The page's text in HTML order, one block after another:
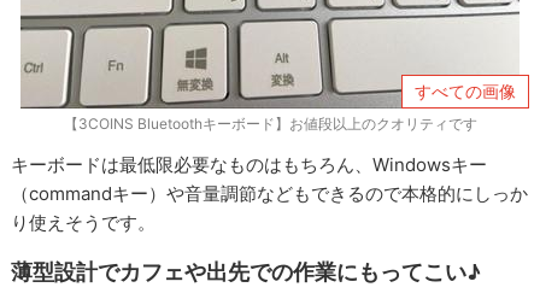
すべての画像
【3COINS Bluetoothキーボード】お値段以上のクオリティです
キーボードは最低限必要なものはもちろん、Windowsキー
（commandキー）や音量調節などもできるので本格的にしっか
り使えそうです。
薄型設計でカフェや出先での作業にもってこい♪